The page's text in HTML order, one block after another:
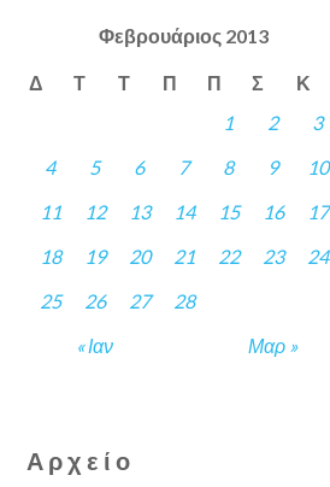
Φεβρουάριος 2013
Δ Τ Τ Π Π Σ Κ
« Ιαν Μαρ »
1 2
3
4
5 6 7 8 9
10
11
12 13 14 15 16
17
18
19 20 21 22 23
24
25
26 27 28
Αρχείο